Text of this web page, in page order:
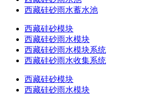
西藏硅砂雨水蓄水池
西藏硅砂模块
西藏硅砂雨水模块
西藏硅砂雨水模块系统
西藏硅砂雨水收集系统
西藏硅砂模块
西藏硅砂雨水模块